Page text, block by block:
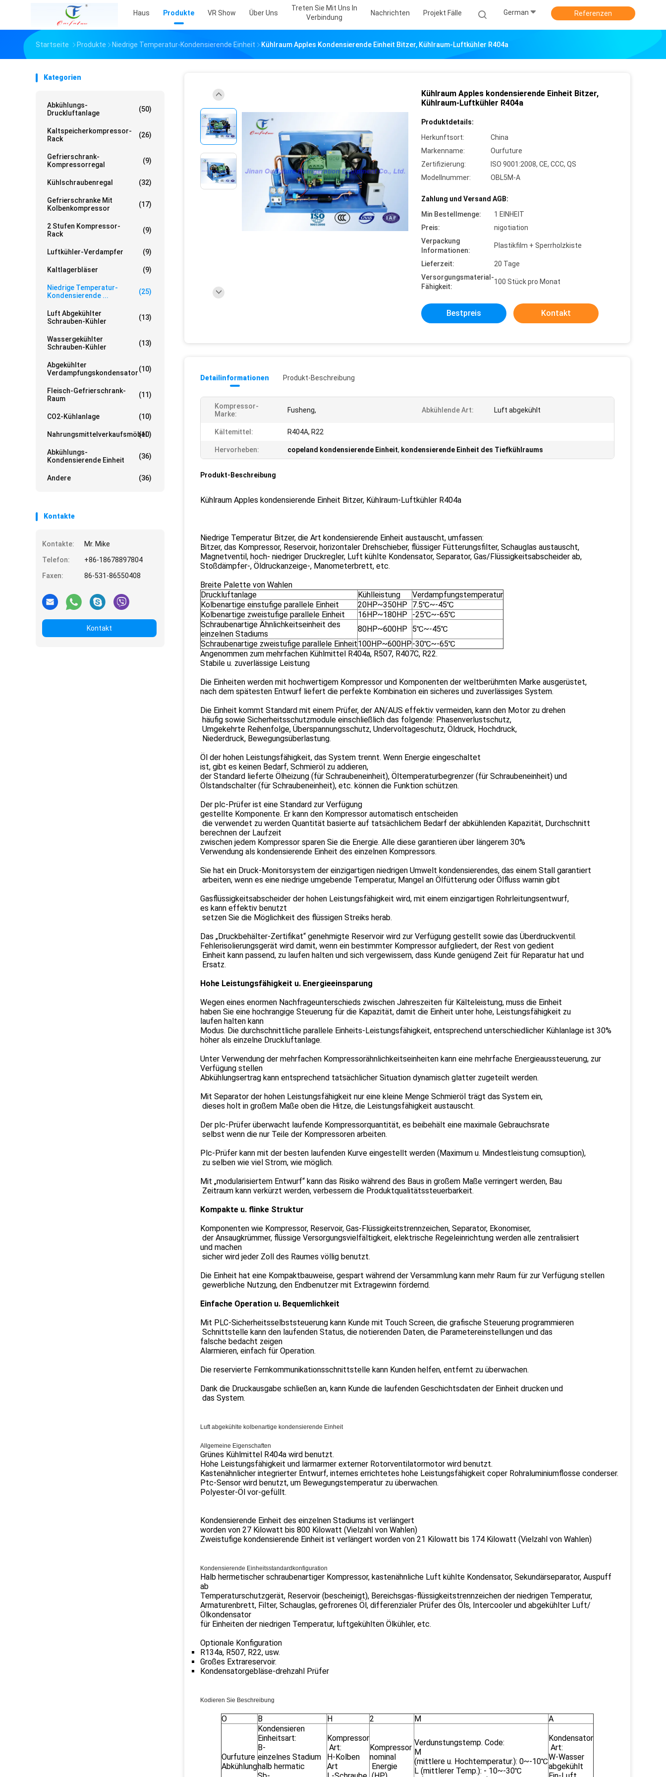
Haus Produkte VR Show Über Uns
Treten Sie Mit Uns In
Verbindung
Nachrichten Projekt Fälle German Referenzen
Startseite Produkte Niedrige Temperatur-Kondensierende Einheit Kühlraum Apples Kondensierende Einheit Bitzer, Kühlraum-Luftkühler R404a
Kategorien
Abkühlungs-
Druckluftanlage
(50)
Kaltspeicherkompressor-
Rack
(26)
Gefrierschrank-
Kompressorregal
(9)
Kühlschraubenregal (32)
Gefrierschranke Mit
Kolbenkompressor
(17)
2 Stufen Kompressor-
Rack
(9)
Luftkühler-Verdampfer (9)
Kaltlagerbläser (9)
Niedrige Temperatur-
Kondensierende ...
(25)
Luft Abgekühlter
Schrauben-Kühler
(13)
Wassergekühlter
Schrauben-Kühler
(13)
Abgekühlter
Verdampfungskondensator(10)
Fleisch-Gefrierschrank-
Raum
(11)
CO2-Kühlanlage (10)
Nahrungsmittelverkaufsmöbel
(10)
Abkühlungs-
Kondensierende Einheit
(36)
Andere (36)
Kontakte
Kontakte:
Mr. Mike
Telefon:
+86-18678897804
Faxen:
86-531-86550408
Kontakt
Kühlraum Apples kondensierende Einheit Bitzer,
Kühlraum-Luftkühler R404a
Produktdetails:
Herkunftsort:
China
Markenname:
Ourfuture
Zertifizierung:
ISO 9001:2008, CE, CCC, QS
Modellnummer:
OBL5M-A
Zahlung und Versand AGB:
Min Bestellmenge:
1 EINHEIT
Preis:
nigotiation
Verpackung
Informationen:
Plastikfilm + Sperrholzkiste
Lieferzeit:
20 Tage
Versorgungsmaterial-
Fähigkeit:
100 Stück pro Monat
Bestpreis Kontakt
Detailinformationen Produkt-Beschreibung
Kompressor-
Marke:
Fusheng, Abkühlende Art: Luft abgekühlt
Kältemittel: R404A, R22
Hervorheben: copeland kondensierende Einheit, kondensierende Einheit des Tiefkühlraums
Produkt-Beschreibung
Kühlraum Apples kondensierende Einheit Bitzer, Kühlraum-Luftkühler R404a
Niedrige Temperatur Bitzer, die Art kondensierende Einheit austauscht, umfassen:
Bitzer, das Kompressor, Reservoir, horizontaler Drehschieber, flüssiger Fütterungsfilter, Schauglas austauscht,
Magnetventil, hoch- niedriger Druckregler, Luft kühlte Kondensator, Separator, Gas/Flüssigkeitsabscheider ab,
Stoßdämpfer-, Öldruckanzeige-, Manometerbrett, etc.
Breite Palette von Wahlen
Druckluftanlage
Kühlleistung
Verdampfungstemperatur
Kolbenartige einstufige parallele Einheit
20HP~350HP 7.5℃~-45℃
Kolbenartige zweistufige parallele Einheit
16HP~180HP -25℃~-65℃
Schraubenartige Ähnlichkeitseinheit des
einzelnen Stadiums
80HP~600HP 5℃~-45℃
Schraubenartige zweistufige parallele Einheit100HP~600HP-30℃~-65℃
Angenommen zum mehrfachen Kühlmittel R404a, R507, R407C, R22.
Stabile u. zuverlässige Leistung
Die Einheiten werden mit hochwertigem Kompressor und Komponenten der weltberühmten Marke ausgerüstet,
nach dem spätesten Entwurf liefert die perfekte Kombination ein sicheres und zuverlässiges System.
Die Einheit kommt Standard mit einem Prüfer, der AN/AUS effektiv vermeiden, kann den Motor zu drehen
häufig sowie Sicherheitsschutzmodule einschließlich das folgende: Phasenverlustschutz,
Umgekehrte Reihenfolge, Überspannungsschutz, Undervoltageschutz, Öldruck, Hochdruck,
Niederdruck, Bewegungsüberlastung.
Öl der hohen Leistungsfähigkeit, das System trennt. Wenn Energie eingeschaltet
ist, gibt es keinen Bedarf, Schmieröl zu addieren,
der Standard lieferte Ölheizung (für Schraubeneinheit), Öltemperaturbegrenzer (für Schraubeneinheit) und
Ölstandschalter (für Schraubeneinheit), etc. können die Funktion schützen.
Der plc-Prüfer ist eine Standard zur Verfügung
gestellte Komponente. Er kann den Kompressor automatisch entscheiden
die verwendet zu werden Quantität basierte auf tatsächlichem Bedarf der abkühlenden Kapazität, Durchschnitt
berechnen der Laufzeit
zwischen jedem Kompressor sparen Sie die Energie. Alle diese garantieren über längerem 30%
Verwendung als kondensierende Einheit des einzelnen Kompressors.
Sie hat ein Druck-Monitorsystem der einzigartigen niedrigen Umwelt kondensierendes, das einem Stall garantiert
arbeiten, wenn es eine niedrige umgebende Temperatur, Mangel an Ölfütterung oder Ölfluss warnin gibt
Gasflüssigkeitsabscheider der hohen Leistungsfähigkeit wird, mit einem einzigartigen Rohrleitungsentwurf,
es kann effektiv benutzt
setzen Sie die Möglichkeit des flüssigen Streiks herab.
Das „Druckbehälter-Zertifikat“ genehmigte Reservoir wird zur Verfügung gestellt sowie das Überdruckventil.
Fehlerisolierungsgerät wird damit, wenn ein bestimmter Kompressor aufgliedert, der Rest von gedient
Einheit kann passend, zu laufen halten und sich vergewissern, dass Kunde genügend Zeit für Reparatur hat und
Ersatz.
Hohe Leistungsfähigkeit u. Energieeinsparung
Wegen eines enormen Nachfrageunterschieds zwischen Jahreszeiten für Kälteleistung, muss die Einheit
haben Sie eine hochrangige Steuerung für die Kapazität, damit die Einheit unter hohe, Leistungsfähigkeit zu
laufen halten kann
Modus. Die durchschnittliche parallele Einheits-Leistungsfähigkeit, entsprechend unterschiedlicher Kühlanlage ist 30%
höher als einzelne Druckluftanlage.
Unter Verwendung der mehrfachen Kompressorähnlichkeitseinheiten kann eine mehrfache Energieaussteuerung, zur
Verfügung stellen
Abkühlungsertrag kann entsprechend tatsächlicher Situation dynamisch glatter zugeteilt werden.
Mit Separator der hohen Leistungsfähigkeit nur eine kleine Menge Schmieröl trägt das System ein,
dieses holt in großem Maße oben die Hitze, die Leistungsfähigkeit austauscht.
Der plc-Prüfer überwacht laufende Kompressorquantität, es beibehält eine maximale Gebrauchsrate
selbst wenn die nur Teile der Kompressoren arbeiten.
Plc-Prüfer kann mit der besten laufenden Kurve eingestellt werden (Maximum u. Mindestleistung comsuption),
zu selben wie viel Strom, wie möglich.
Mit „modularisiertem Entwurf“ kann das Risiko während des Baus in großem Maße verringert werden, Bau
Zeitraum kann verkürzt werden, verbessern die Produktqualitätssteuerbarkeit.
Kompakte u. flinke Struktur
Komponenten wie Kompressor, Reservoir, Gas-Flüssigkeitstrennzeichen, Separator, Ekonomiser,
der Ansaugkrümmer, flüssige Versorgungsvielfältigkeit, elektrische Regeleinrichtung werden alle zentralisiert
und machen
sicher wird jeder Zoll des Raumes völlig benutzt.
Die Einheit hat eine Kompaktbauweise, gespart während der Versammlung kann mehr Raum für zur Verfügung stellen
gewerbliche Nutzung, den Endbenutzer mit Extragewinn fördernd.
Einfache Operation u. Bequemlichkeit
Mit PLC-Sicherheitsselbststeuerung kann Kunde mit Touch Screen, die grafische Steuerung programmieren
Schnittstelle kann den laufenden Status, die notierenden Daten, die Parametereinstellungen und das
falsche bedacht zeigen
Alarmieren, einfach für Operation.
Die reservierte Fernkommunikationsschnittstelle kann Kunden helfen, entfernt zu überwachen.
Dank die Druckausgabe schließen an, kann Kunde die laufenden Geschichtsdaten der Einheit drucken und
das System.
Luft abgekühlte kolbenartige kondensierende Einheit
Allgemeine Eigenschaften
Grünes Kühlmittel R404a wird benutzt.
Hohe Leistungsfähigkeit und lärmarmer externer Rotorventilatormotor wird benutzt.
Kastenähnlicher integrierter Entwurf, internes errichtetes hohe Leistungsfähigkeit coper Rohraluminiumflosse conderser.
Ptc-Sensor wird benutzt, um Bewegungstemperatur zu überwachen.
Polyester-Öl vor-gefüllt.
Kondensierende Einheit des einzelnen Stadiums ist verlängert
worden von 27 Kilowatt bis 800 Kilowatt (Vielzahl von Wahlen)
Zweistufige kondensierende Einheit ist verlängert worden von 21 Kilowatt bis 174 Kilowatt (Vielzahl von Wahlen)
Kondensierende Einheitsstandardkonfiguration
Halb hermetischer schraubenartiger Kompressor, kastenähnliche Luft kühlte Kondensator, Sekundärseparator, Auspuff
ab
Temperaturschutzgerät, Reservoir (bescheinigt), Bereichsgas-flüssigkeitstrennzeichen der niedrigen Temperatur,
Armaturenbrett, Filter, Schauglas, gefrorenes Öl, differenzialer Prüfer des Öls, Intercooler und abgekühlter Luft/
Ölkondensator
für Einheiten der niedrigen Temperatur, luftgekühlten Ölkühler, etc.
Optionale Konfiguration
R134a, R507, R22, usw.
Großes Extrareservoir.
Kondensatorgebläse-drehzahl Prüfer
Kodieren Sie Beschreibung
O B H 2 M A
Ourfuture
Abkühlung
Kondensieren
Einheitsart:
B-
einzelnes Stadium
halb hermatic
Kompressor
Art:
H-Kolben
Art
Kompressor
nominal
Energie
Verdunstungstemp. Code:
M
(mittlere u. Hochtemperatur.): 0~-10℃
L (mittlerer Temp.): - 10~-30℃
Kondensator
Art:
W-Wasser
abgekühlt